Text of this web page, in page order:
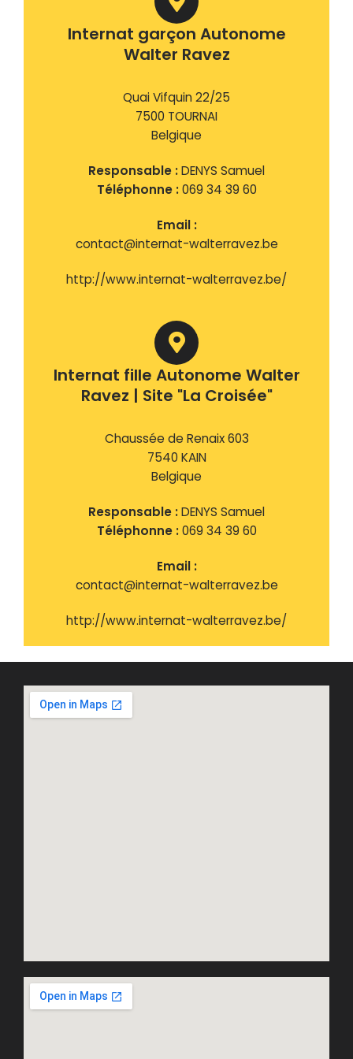
Internat garçon Autonome
Walter Ravez
Quai Vifquin 22/25
7500 TOURNAI
Belgique
Responsable :DENYS Samuel
Téléphonne :069 34 39 60
Email :
contact@internat-walterravez.be
http://www.internat-walterravez.be/
Internat fille Autonome Walter
Ravez | Site "La Croisée"
Chaussée de Renaix 603
7540 KAIN
Belgique
Responsable :DENYS Samuel
Téléphonne :069 34 39 60
Email :
contact@internat-walterravez.be
http://www.internat-walterravez.be/